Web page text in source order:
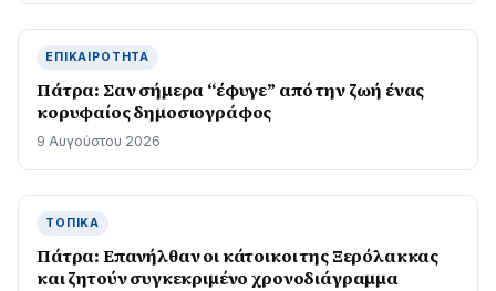
ΕΠΙΚΑΙΡΌΤΗΤΑ
Πάτρα: Σαν σήμερα “έφυγε” από την ζωή ένας
κορυφαίος δημοσιογράφος
9 Αυγούστου 2026
ΤΟΠΙΚΆ
Πάτρα: Επανήλθαν οι κάτοικοι της Ξερόλακκας
και ζητούν συγκεκριμένο χρονοδιάγραμμα